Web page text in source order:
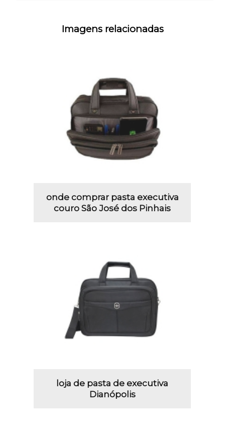
Imagens relacionadas
onde comprar pasta executiva
couro São José dos Pinhais
loja de pasta de executiva
Dianópolis